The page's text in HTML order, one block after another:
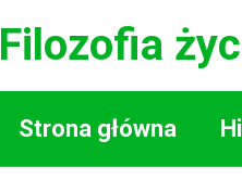
Filozofia
Strona główna